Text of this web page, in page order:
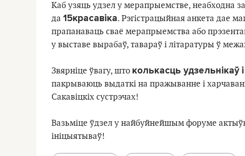
Каб узяць удзел у мерапрыемстве, неабходна
да 15красавіка. Рэгістрацыйная анкета дае
прапанаваць сваё мерапрыемства або
у выставе вырабаў, тавараў і літаратуры ў
Звярніце ўвагу, што колькасць удзельнікаў i
пакрываюць выдаткі на пражыванне і
Сакавіцкіх сустрэчах!
Вазьміце ўдзел у найбуйнейшым форуме
ініцыятываў!